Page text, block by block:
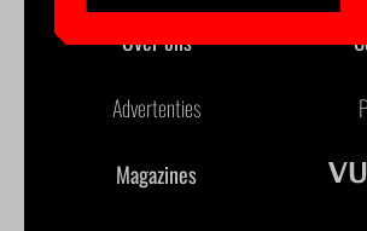
Over ons
Advertenties
Magazines